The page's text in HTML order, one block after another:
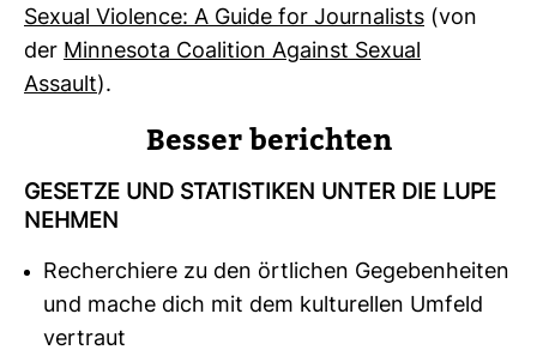
Sexual Vio­lence: A Guide for Jour­na­lists (von
der Min­ne­sota Coali­tion Against Sexual
Assault).
Besser berichten
GESETZE UND STA­TIS­TIKEN UNTER DIE LUPE
NEHMEN
Recherchiere zu den örtlichen Gegebenheiten
und mache dich mit dem kulturellen Umfeld
vertraut